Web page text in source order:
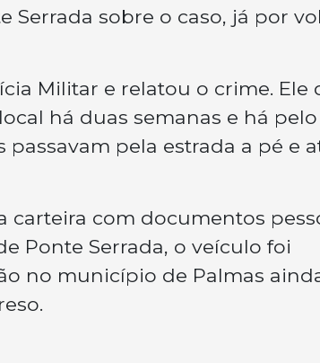
sobre o caso, já por
Militar e relatou o crime. Ele
há duas semanas e há pelo
pela estrada a pé e
carteira com documentos
Ponte Serrada, o veículo foi
no município de Palmas